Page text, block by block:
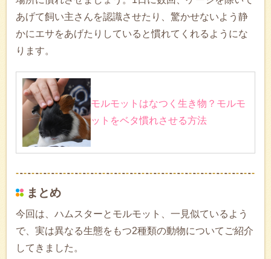
あげて飼い主さんを認識させたり、驚かせないよう静
かにエサをあげたりしていると慣れてくれるようにな
ります。
モルモットはなつく生き物？モルモ
ットをベタ慣れさせる方法
まとめ
今回は、ハムスターとモルモット、一見似ているよう
で、実は異なる生態をもつ2種類の動物についてご紹介
してきました。